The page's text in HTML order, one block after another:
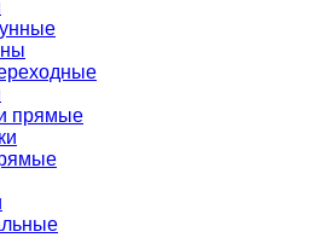
прямые